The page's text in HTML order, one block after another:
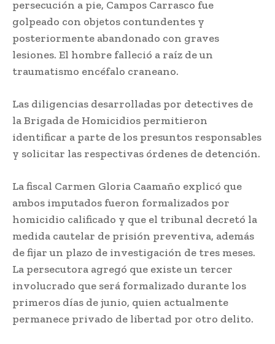
persecución a pie, Campos Carrasco fue
golpeado con objetos contundentes y
posteriormente abandonado con graves
lesiones. El hombre falleció a raíz de un
traumatismo encéfalo craneano.
Las diligencias desarrolladas por detectives de
la Brigada de Homicidios permitieron
identificar a parte de los presuntos responsables
y solicitar las respectivas órdenes de detención.
La fiscal Carmen Gloria Caamaño explicó que
ambos imputados fueron formalizados por
homicidio calificado y que el tribunal decretó la
medida cautelar de prisión preventiva, además
de fijar un plazo de investigación de tres meses.
La persecutora agregó que existe un tercer
involucrado que será formalizado durante los
primeros días de junio, quien actualmente
permanece privado de libertad por otro delito.